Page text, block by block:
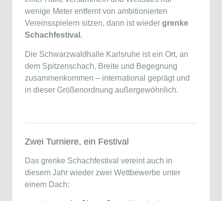
wenige Meter entfernt von ambitionierten
Vereinsspielern sitzen, dann ist wieder grenke
Schachfestival.
Die Schwarzwaldhalle Karlsruhe ist ein Ort, an
dem Spitzenschach, Breite und Begegnung
zusammenkommen – international geprägt und
in dieser Größenordnung außergewöhnlich.
Zwei Turniere, ein Festival
Das grenke Schachfestival vereint auch in
diesem Jahr wieder zwei Wettbewerbe unter
einem Dach: